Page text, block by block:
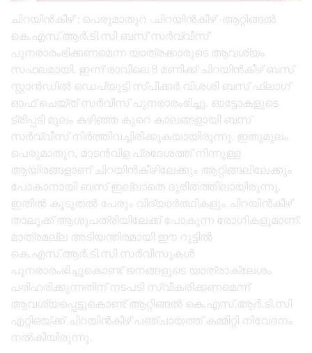
ചിറയിൻകീഴ് : പെരുമാതുറ -ചിറയിൻകീഴ് -ആറ്റിങ്ങൽ
കെ.എസ്.ആർ.ടി.സി ബസ് സർവ്വീസ്
പുനരാരംഭിക്കണമെന്ന യാത്രക്കാരുടെ ആവശ്യം
സഫലമായി. ഇന്ന് രാവിലെ 8 മണിക്ക് ചിറയിൻകീഴ് ബസ്
സ്റ്റാൻഡിൽ ഡെപ്യൂട്ടി സ്പീക്കർ വിശശി ബസ് ഫ്ലാഗ്
ഓഫ് ചെയ്ത് സർവീസ് പുനരാരംഭിച്ചു. ഓട്ടോകളുടെ
ട്രിപ്പടി മൂലം കഴിഞ്ഞ കുറെ കാലങ്ങളായി ബസ്
സർവ്വീസ് നിർത്തിവച്ചിരിക്കുകയായിരുന്നു. ഇതുമൂലം
പെരുമാതുറ, മാടൻവിള പ്രദേശത്ത് നിന്നുള്ള
ആയിരങ്ങളാണ് ചിറയിൻകീഴിലേക്കും ആറ്റിങ്ങലിലേക്കും
പോകാനായി ബസ് ഇല്ലാതെ ദുരിതത്തിലായിരുന്നു.
ഇതിൽ കൂടുതൽ പേരും വിദ്യാർത്ഥികളും ചിറയിൻകീഴ്
താലൂക്ക് ആശുപത്രിയിലേക്ക് പോകുന്ന രോഗികളുമാണ്.
മാത്രമല്ല അടിയന്തിരമായി ഈ റൂട്ടിൽ
കെ.എസ്.ആർ.ടി.സി സർവീസുകൾ
പുനരാരംഭിച്ചുകൊണ്ട് ജനങ്ങളുടെ യാത്രാക്ലേശം
പരിഹരിക്കുന്നതിന് നടപടി സ്വീകരിക്കണമെന്ന്
ആവശ്യപ്പെട്ടുകൊണ്ട് ആറ്റിങ്ങൽ കെ.എസ്.ആർ.ടി.സി
എറ്റിഒയ്ക്ക് ചിറയിൻകീഴ് പഞ്ചായത്ത് കമ്മിറ്റി നിവേദനം
നൽകിയിരുന്നു.